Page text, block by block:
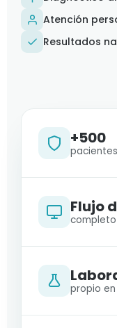
Atención
Resultados
+500
Flujo
propio